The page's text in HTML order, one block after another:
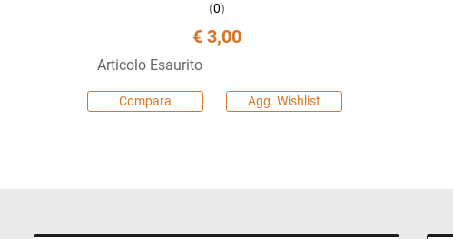
(0)
€ 3,00
Articolo Esaurito
Compara Agg. Wishlist